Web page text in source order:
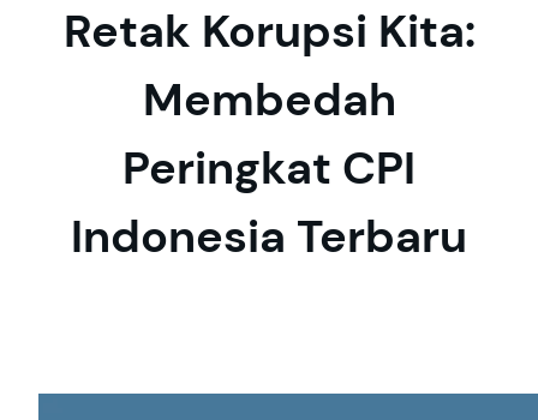
Retak Korupsi Kita:
Membedah
Peringkat CPI
Indonesia Terbaru